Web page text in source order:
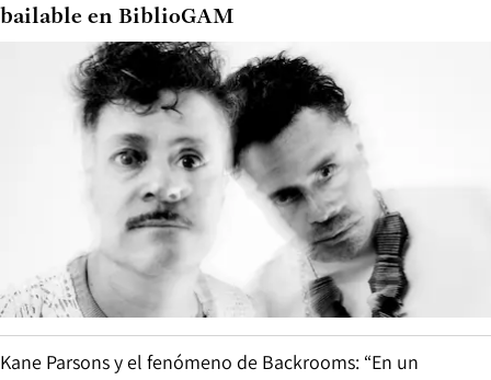
bailable en BiblioGAM
Kane Parsons y el fenómeno de Backrooms: “En un